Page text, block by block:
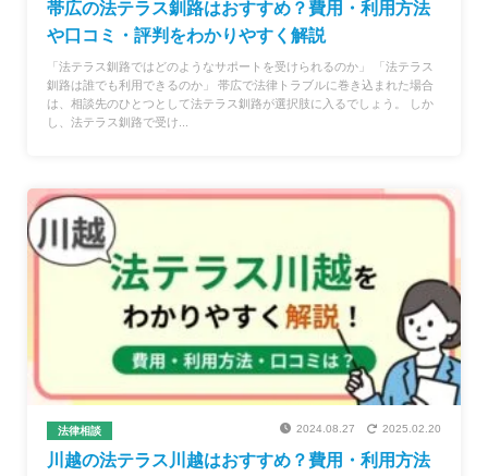
帯広の法テラス釧路はおすすめ？費用・利用方法
や口コミ・評判をわかりやすく解説
「法テラス釧路ではどのようなサポートを受けられるのか」 「法テラス
釧路は誰でも利用できるのか」 帯広で法律トラブルに巻き込まれた場合
は、相談先のひとつとして法テラス釧路が選択肢に入るでしょう。 しか
し、法テラス釧路で受け...
法律相談 2024.08.27 2025.02.20
川越の法テラス川越はおすすめ？費用・利用方法